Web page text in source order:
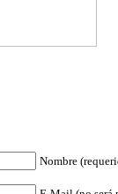
Nombre